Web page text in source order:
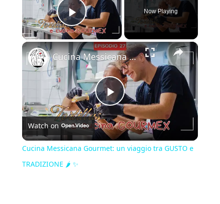
Play Video
Now Playing
×
Play
Video
Cucina Messicana Gourmet: un viaggio tra GUSTO e TRADIZIONE 🌶️ ✨
Watch on
Cucina Messicana Gourmet: un viaggio tra GUSTO e
TRADIZIONE 🌶️ ✨